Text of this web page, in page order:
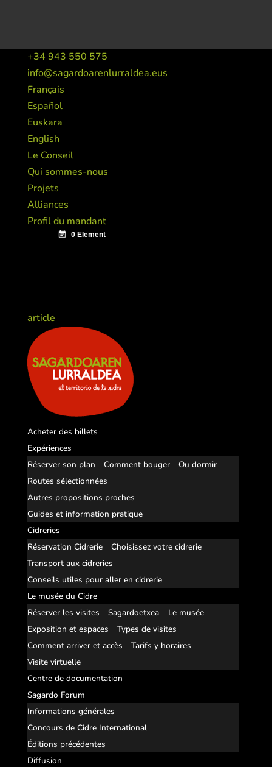
+34 943 550 575
info@sagardoarenlurraldea.eus
Français
Español
Euskara
English
Le Conseil
Qui sommes-nous
Projets
Alliances
Profil du mandant
article
Acheter des billets
Expériences
Réserver son plan
Comment bouger
Ou dormir
Routes sélectionnées
Autres propositions proches
Guides et information pratique
Cidreries
Réservation Cidrerie
Choisissez votre cidrerie
Transport aux cidreries
Conseils utiles pour aller en cidrerie
Le musée du Cidre
Réserver les visites
Sagardoetxea – Le musée
Exposition et espaces
Types de visites
Comment arriver et accès
Tarifs y horaires
Visite virtuelle
Centre de documentation
Sagardo Forum
Informations générales
Concours de Cidre International
Éditions précédentes
Diffusion